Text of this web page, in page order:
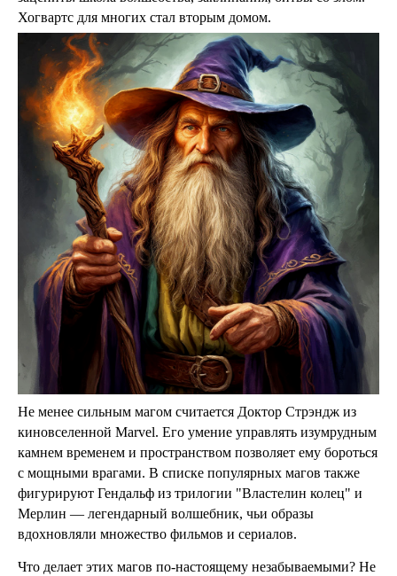
Хогвартс для многих стал вторым домом.
Не менее сильным магом считается Доктор Стрэндж из
киновселенной Marvel. Его умение управлять изумрудным
камнем временем и пространством позволяет ему бороться
с мощными врагами. В списке популярных магов также
фигурируют Гендальф из трилогии "Властелин колец" и
Мерлин — легендарный волшебник, чьи образы
вдохновляли множество фильмов и сериалов.
Что делает этих магов по-настоящему незабываемыми? Не